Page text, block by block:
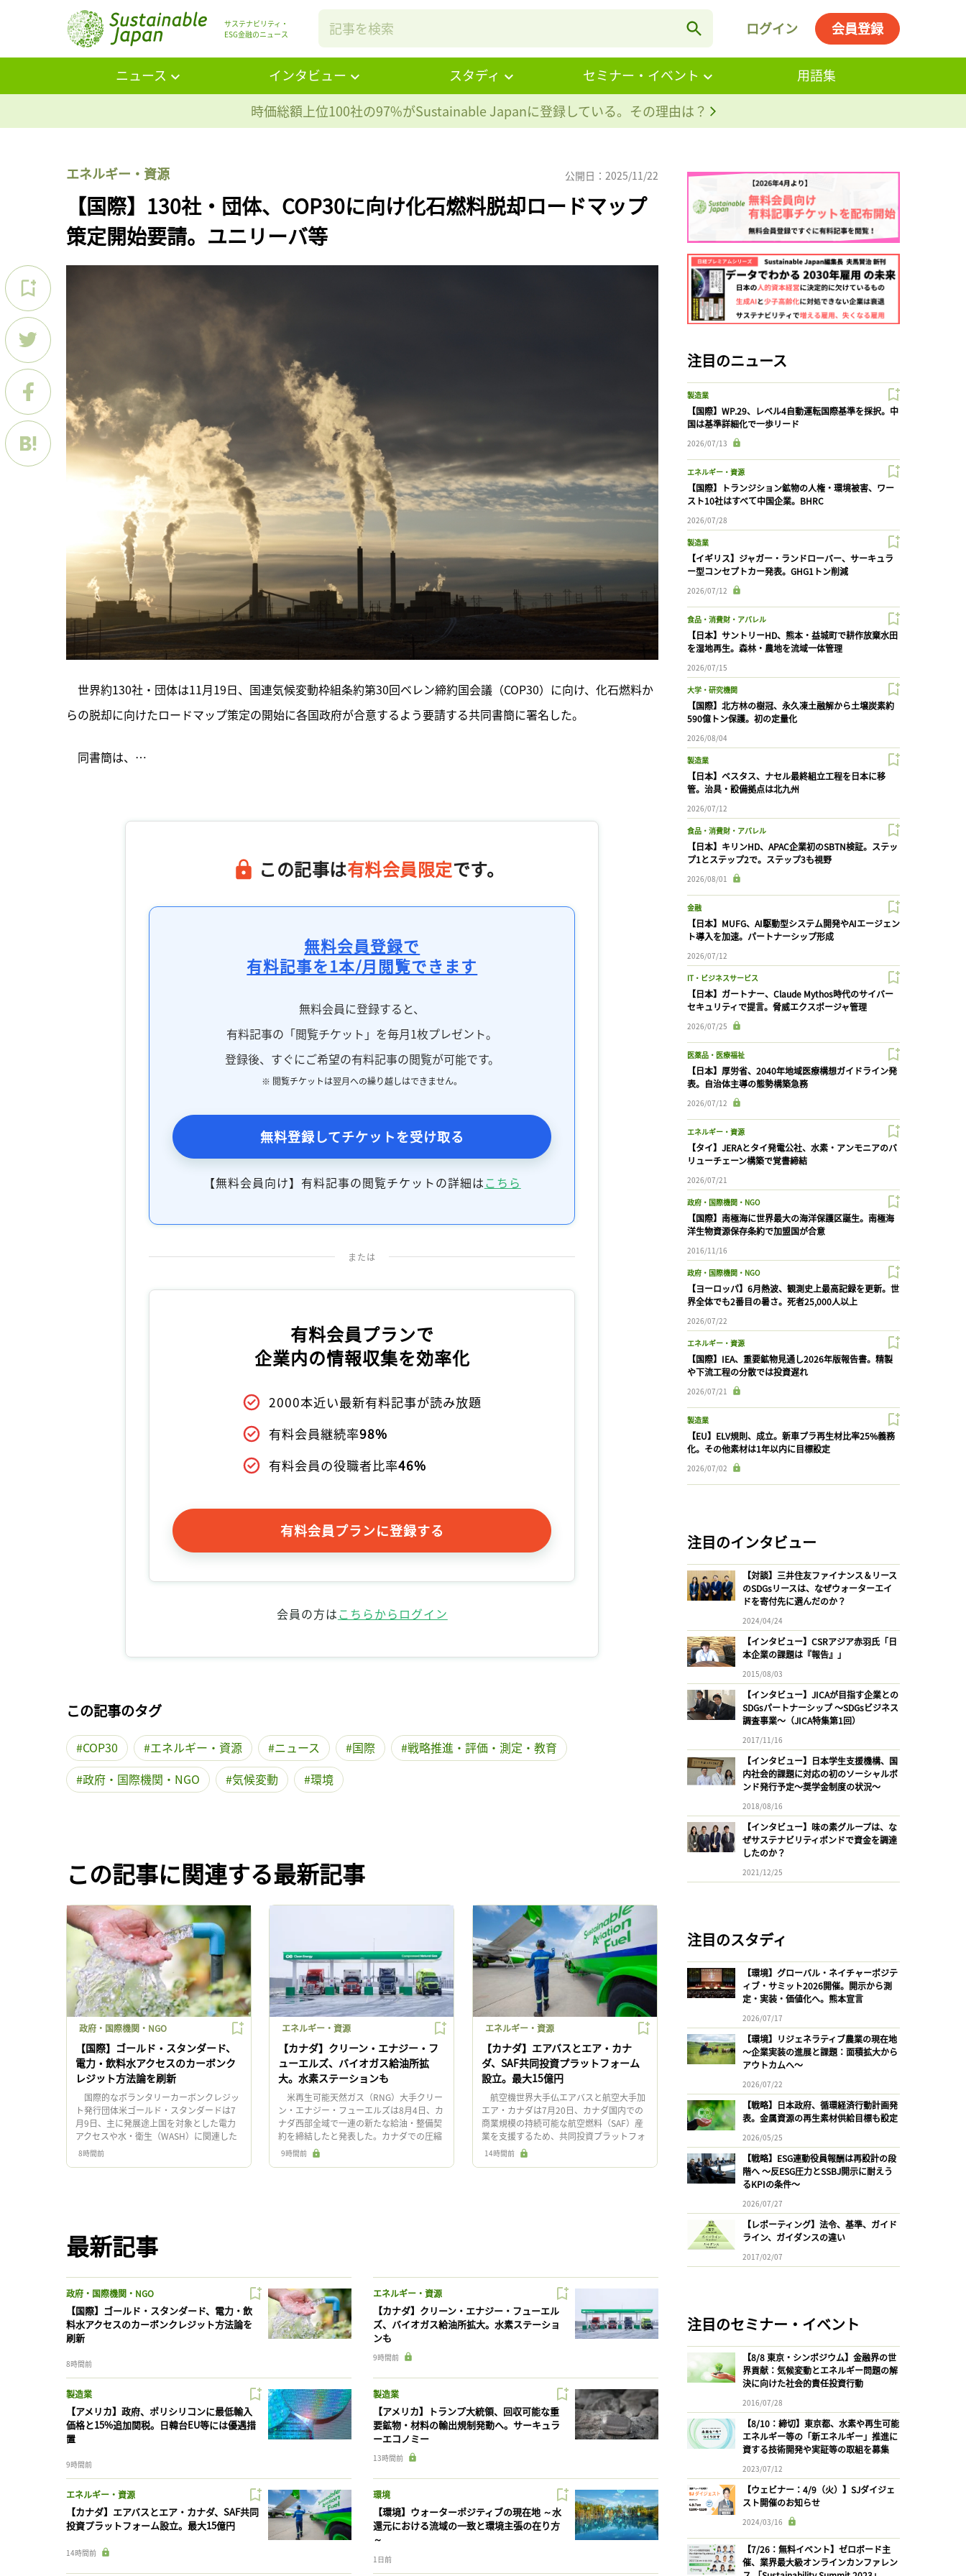
サステナビリティ・
ESG金融のニュース
ログイン 会員登録
ニュース インタビュー スタディ セミナー・イベント
用語集
時価総額上位100社の97%がSustainable Japanに登録している。その理由は？
エネルギー・資源 公開日：2025/11/22
【国際】130社・団体、COP30に向け化石燃料脱却ロードマップ
策定開始要請。ユニリーバ等
世界約130社・団体は11月19日、国連気候変動枠組条約第30回ベレン締約国会議（COP30）に向け、化石燃料か
らの脱却に向けたロードマップ策定の開始に各国政府が合意するよう要請する共同書簡に署名した。
同書簡は、…
この記事は有料会員限定です。
無料会員登録で
有料記事を1本/月閲覧できます
無料会員に登録すると、
有料記事の「閲覧チケット」を毎月1枚プレゼント。
登録後、すぐにご希望の有料記事の閲覧が可能です。
※ 閲覧チケットは翌月への繰り越しはできません。
無料登録してチケットを受け取る
【無料会員向け】有料記事の閲覧チケットの詳細はこちら
または
有料会員プランで
企業内の情報収集を効率化
2000本近い最新有料記事が読み放題
有料会員継続率98%
有料会員の役職者比率46%
有料会員プランに登録する
会員の方はこちらからログイン
この記事のタグ
COP30 エネルギー・資源 ニュース 国際
戦略推進・評価・測定・教育
政府・国際機関・NGO
気候変動 環境
この記事に関連する最新記事
政府・国際機関・NGO
【国際】ゴールド・スタンダード、
電力・飲料水アクセスのカーボンク
レジット方法論を刷新
国際的なボランタリーカーボンクレジッ
ト発行団体米ゴールド・スタンダードは7
月9日、主に発展途上国を対象とした電力
アクセスや水・衛生（WASH）に関連した
新たなカーボンクレジット方法論（メソド
8時間前
エネルギー・資源
【カナダ】クリーン・エナジー・フ
ューエルズ、バイオガス給油所拡
大。水素ステーションも
米再生可能天然ガス（RNG）大手クリー
ン・エナジー・フューエルズは8月4日、カ
ナダ西部全域で一連の新たな給油・整備契
約を締結したと発表した。カナダでの圧縮
天然ガス（CNG）自動車の需要拡大に対応
する。 同社は1996 […]
9時間前
エネルギー・資源
【カナダ】エアバスとエア・カナ
ダ、SAF共同投資プラットフォーム
設立。最大15億円
航空機世界大手仏エアバスと航空大手加
エア・カナダは7月20日、カナダ国内での
商業規模の持続可能な航空燃料（SAF）産
業を支援するため、共同投資プラットフォ
ームを設立する意向を発表した。最大
1,370万カナダドル（約15 […]
14時間前
最新記事
政府・国際機関・NGO
【国際】ゴールド・スタンダード、電力・飲
料水アクセスのカーボンクレジット方法論を
刷新
8時間前
エネルギー・資源
【カナダ】クリーン・エナジー・フューエル
ズ、バイオガス給油所拡大。水素ステーショ
ンも
9時間前
製造業
【アメリカ】政府、ポリシリコンに最低輸入
価格と15%追加関税。日韓台EU等には優遇措
置
9時間前
製造業
【アメリカ】トランプ大統領、回収可能な重
要鉱物・材料の輸出規制発動へ。サーキュラ
ーエコノミー
13時間前
エネルギー・資源
【カナダ】エアバスとエア・カナダ、SAF共同
投資プラットフォーム設立。最大15億円
14時間前
環境
【環境】ウォーターポジティブの現在地 ～水
還元における流域の一致と環境主張の在り方
～
1日前
注目のニュース
製造業
【国際】WP.29、レベル4自動運転国際基準を採択。中
国は基準詳細化で一歩リード
2026/07/13
エネルギー・資源
【国際】トランジション鉱物の人権・環境被害、ワー
スト10社はすべて中国企業。BHRC
2026/07/28
製造業
【イギリス】ジャガー・ランドローバー、サーキュラ
ー型コンセプトカー発表。GHG1トン削減
2026/07/12
食品・消費財・アパレル
【日本】サントリーHD、熊本・益城町で耕作放棄水田
を湿地再生。森林・農地を流域一体管理
2026/07/15
大学・研究機関
【国際】北方林の樹冠、永久凍土融解から土壌炭素約
590億トン保護。初の定量化
2026/08/04
製造業
【日本】ベスタス、ナセル最終組立工程を日本に移
管。治具・設備拠点は北九州
2026/07/12
食品・消費財・アパレル
【日本】キリンHD、APAC企業初のSBTN検証。ステッ
プ1とステップ2で。ステップ3も視野
2026/08/01
金融
【日本】MUFG、AI駆動型システム開発やAIエージェン
ト導入を加速。パートナーシップ形成
2026/07/12
IT・ビジネスサービス
【日本】ガートナー、Claude Mythos時代のサイバー
セキュリティで提言。脅威エクスポージャ管理
2026/07/25
医薬品・医療福祉
【日本】厚労省、2040年地域医療構想ガイドライン発
表。自治体主導の態勢構築急務
2026/07/12
エネルギー・資源
【タイ】JERAとタイ発電公社、水素・アンモニアのバ
リューチェーン構築で覚書締結
2026/07/21
政府・国際機関・NGO
【国際】南極海に世界最大の海洋保護区誕生。南極海
洋生物資源保存条約で加盟国が合意
2016/11/16
政府・国際機関・NGO
【ヨーロッパ】6月熱波、観測史上最高記録を更新。世
界全体でも2番目の暑さ。死者25,000人以上
2026/07/22
エネルギー・資源
【国際】IEA、重要鉱物見通し2026年版報告書。精製
や下流工程の分散では投資遅れ
2026/07/21
製造業
【EU】ELV規則、成立。新車プラ再生材比率25%義務
化。その他素材は1年以内に目標設定
2026/07/02
注目のインタビュー
【対談】三井住友ファイナンス＆リース
のSDGsリースは、なぜウォーターエイ
ドを寄付先に選んだのか？
2024/04/24
【インタビュー】CSRアジア赤羽氏「日
本企業の課題は『報告』」
2015/08/03
【インタビュー】JICAが目指す企業との
SDGsパートナーシップ 〜SDGsビジネス
調査事業〜（JICA特集第1回）
2017/11/16
【インタビュー】日本学生支援機構、国
内社会的課題に対応の初のソーシャルボ
ンド発行予定〜奨学金制度の状況〜
2018/08/16
【インタビュー】味の素グループは、な
ぜサステナビリティボンドで資金を調達
したのか？
2021/12/25
注目のスタディ
【環境】グローバル・ネイチャーポジテ
ィブ・サミット2026開催。開示から測
定・実装・価値化へ。熊本宣言
2026/07/17
【環境】リジェネラティブ農業の現在地
〜企業実装の進展と課題：面積拡大から
アウトカムへ〜
2026/07/22
【戦略】日本政府、循環経済行動計画発
表。金属資源の再生素材供給目標も設定
2026/05/25
【戦略】ESG連動役員報酬は再設計の段
階へ 〜反ESG圧力とSSBJ開示に耐えう
るKPIの条件〜
2026/07/27
【レポーティング】法令、基準、ガイド
ライン、ガイダンスの違い
2017/02/07
注目のセミナー・イベント
【8/8 東京・シンポジウム】金融界の世
界貢献：気候変動とエネルギー問題の解
決に向けた社会的責任投資行動
2016/07/28
【8/10：締切】東京都、水素や再生可能
エネルギー等の「新エネルギー」推進に
資する技術開発や実証等の取組を募集
2023/07/12
【ウェビナー：4/9（火）】SJダイジェ
スト開催のお知らせ
2024/03/16
【7/26：無料イベント】ゼロボード主
催、業界最大級オンラインカンファレン
記事をお気に入りに保存するには